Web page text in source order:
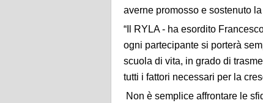
averne promosso e sostenuto
“Il RYLA - ha esordito
ogni partecipante si porterà
scuola di vita, in grado di
tutti i fattori necessari per la
Non è semplice affrontare le